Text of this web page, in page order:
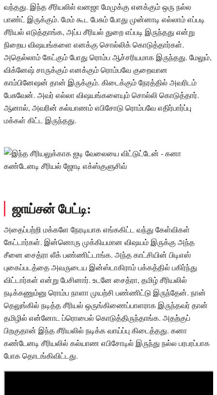
வந்தது. இந்த சீரியலில் வனஜா மேமுக்கு எனக்கும் ஒரு நல்ல
பாண்ட் இருக்கும். மேம் கூட பேசும் போது முன்னாடி எல்லாம் எப்படி
சீரியல் எடுத்தாங்க, அப்ப சீரியல் துறை எப்படி இருந்தது என்று
நிறைய விஷயங்களை எனக்கு சொல்லிக் கொடுத்தார்கள்.
அதெல்லாம் கேட்கும் போது ரொம்ப ஆச்சரியமாக இருந்தது. மேலும்,
விக்னேஷ் சாருக்கும் எனக்கும் ரொம்பவே குறைவான
காம்பினேஷன் தான் இருக்கும். கிடைக்கும் நேரத்தில் அவரிடம்
பேசுவேன். அவர் எல்லா விஷயங்களையும் சொல்லி கொடுத்தார்.
ஆனால், அவரின் கல்யாணம் எபிசோடு ரொம்பவே எதிர்பார்ப்பு
மக்கள் கிட்ட இருந்தது.
ஜாய்சன் பேட்டி:
அதைப்பற்றி மக்களே நேரடியாக எங்ககிட்ட வந்து கேள்விகள்
கேட்டார்கள். இன்னொரு முக்கியமான விஷயம் இருக்கு அந்த
சீனை சைத்ரா லீக் பண்ணிட்டாங்க. அந்த காட்சியின் பிடிஎஸ்
புகைப்படத்தை அவருடைய இன்ஸ்டாகிராம் பக்கத்தில் பகிர்ந்து
விட்டார்கள் என்று பேசினார். உடனே சைத்ரா, தமிழ் சீரியலில்
நடிக்கணும்னு ரொம்ப நாளா முயற்சி பண்ணிட்டு இருந்தேன். நான்
தெலுங்கில் நடித்த சீரியல் ஒருங்கிணைப்பாளராக இருந்தவர் தான்
தமிழில் என்னோட ப்ரொபைல் கொடுத்திருந்தாங்க. அதற்குப்
பிறகுதான் இந்த சீரியலில் நடிக்க வாய்ப்பு கிடைத்தது. கனா
கண்டேனடி சீரியலில் கல்யாண எபிசோடில் இருந்து நல்ல பரபரப்பாக
போக தொடங்கிவிட்டது.